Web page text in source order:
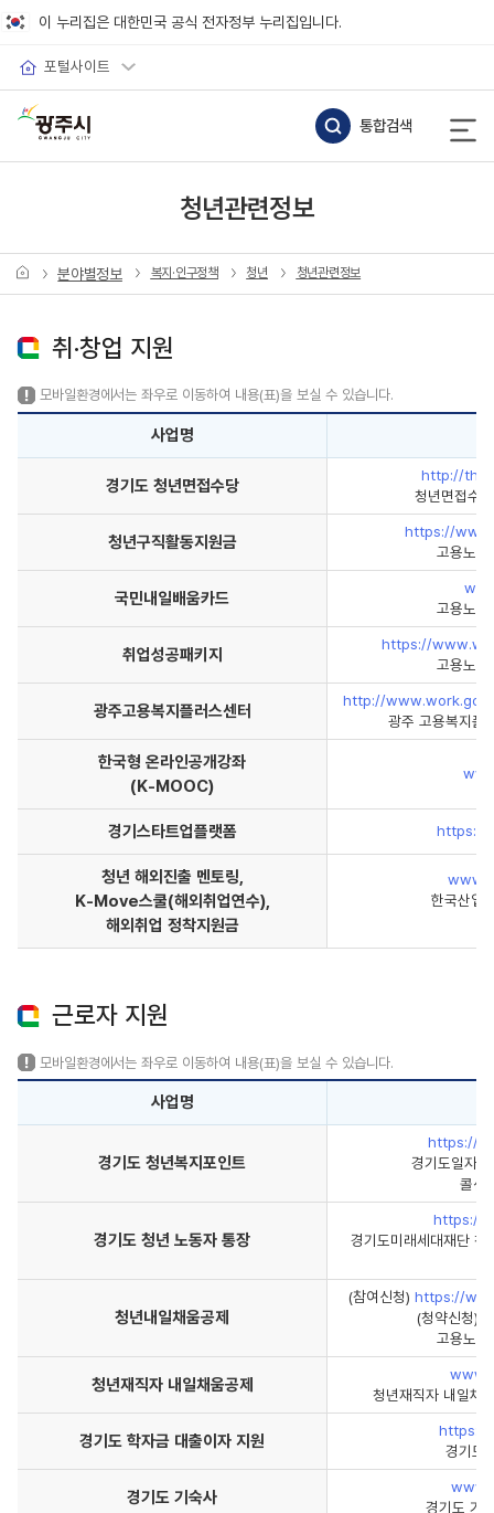
이 누리집은 대한민국 공식 전자정부 누리집입니다.
포털사이트
통합검색
청년관련정보
분야별정보 복지·인구정책 청년 청년관련정보
취·창업 지원
모바일환경에서는 좌우로 이동하여 내용(표)을 보실 수 있습니다.
사업명
경기도 청년면접수당
http://
청년면접수
청년구직활동지원금
https://
고용노
국민내일배움카드
고용노
취업성공패키지
https://
고용노
광주고용복지플러스센터
http://
광주 고용복지
한국형 온라인공개강좌
(K-MOOC)
경기스타트업플랫폼 https://
청년 해외진출 멘토링,
K-Move스쿨(해외취업연수),
해외취업 정착지원금
한국산업
근로자 지원
모바일환경에서는 좌우로 이동하여 내용(표)을 보실 수 있습니다.
사업명
경기도 청년복지포인트
https://
경기도일자
콜
경기도 청년 노동자 통장
https://
경기도미래세대재단
청년내일채움공제
(참여신청) https://
(청약신청)
고용노
청년재직자 내일채움공제
청년재직자 내일
경기도 학자금 대출이자 지원
https://
경기
경기도 기숙사
경기도